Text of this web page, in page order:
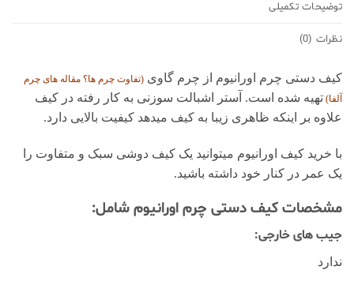
توضیحات تکمیلی
نظرات (0)
کیف دستی چرم اورانیوم از چرم گاوی (تفاوت چرم ها؟ مقاله های چرم
آلفا) تهیه شده است. آستر اشبالت سوزنی به کار رفته در کیف
علاوه بر اینکه ظاهری زیبا به کیف میدهد کیفیت بالایی دارد.
با خرید کیف اورانیوم میتوانید یک کیف دوشی سبک و متفاوت را
یک عمر در کنار خود داشته باشید.
مشخصات کیف دستی چرم اورانیوم شامل:
جیب های خارجی:
ندارد